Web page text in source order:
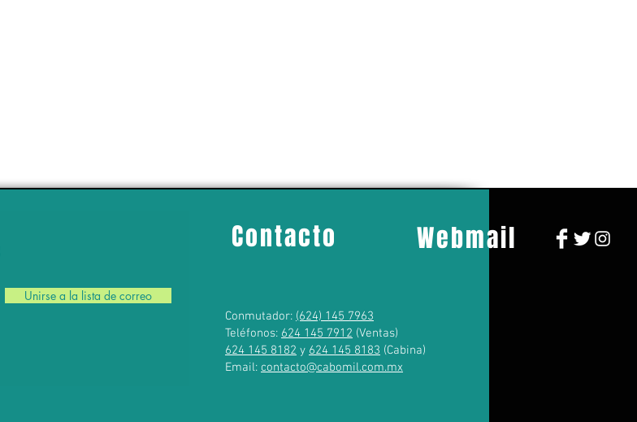
Unirse a la lista de correo
Contacto Webmail
Conmutador: (624) 145 7963
Teléfonos: 624 145 7912 (Ventas)
624 145 8182 y 624 145 8183 (Cabina)
Email: contacto@cabomil.com.mx